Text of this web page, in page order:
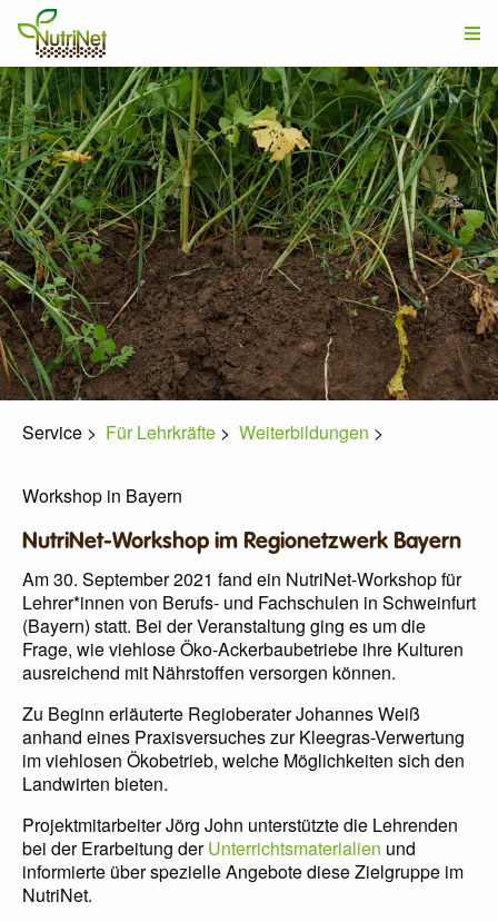
Service > Für Lehrkräfte > Weiterbildungen >
Workshop in Bayern
NutriNet-Workshop im Regionetzwerk Bayern
Am 30. September 2021 fand ein NutriNet-Workshop für
Lehrer*innen von Berufs- und Fachschulen in Schweinfurt
(Bayern) statt. Bei der Veranstaltung ging es um die
Frage, wie viehlose Öko-Ackerbaubetriebe ihre Kulturen
ausreichend mit Nährstoffen versorgen können.
Zu Beginn erläuterte Regioberater Johannes Weiß
anhand eines Praxisversuches zur Kleegras-Verwertung
im viehlosen Ökobetrieb, welche Möglichkeiten sich den
Landwirten bieten.
Projektmitarbeiter Jörg John unterstützte die Lehrenden
bei der Erarbeitung derUnterrichtsmaterialien und
informierte über spezielle Angebote diese Zielgruppe im
NutriNet.